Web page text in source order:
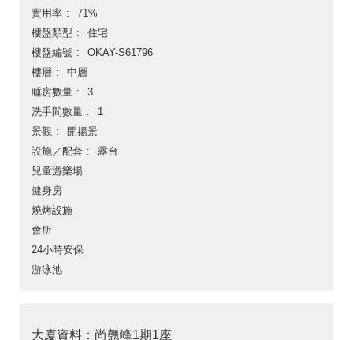
實用率
71%
樓盤類型
住宅
樓盤編號
OKAY-S61796
樓層
中層
睡房數量
3
洗手間數量
1
景觀
開揚景
設施／配套
露台
兒童游樂場
健身房
燒烤設施
會所
24小時安保
游泳池
大廈資料：尚翹峰1期1座